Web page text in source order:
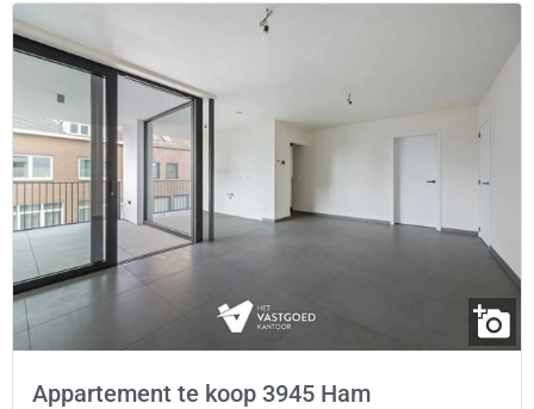
Appartement te koop 3945 Ham